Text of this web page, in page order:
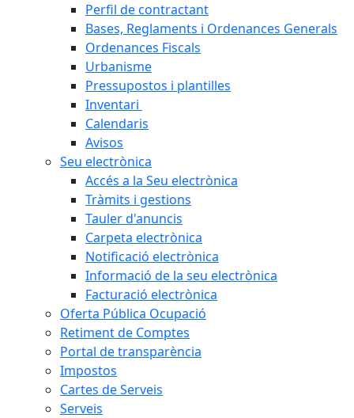
Perfil de contractant
Bases, Reglaments i Ordenances Generals
Ordenances Fiscals
Urbanisme
Pressupostos i plantilles
Inventari
Calendaris
Avisos
Seu electrònica
Accés a la Seu electrònica
Tràmits i gestions
Tauler d'anuncis
Carpeta electrònica
Notificació electrònica
Informació de la seu electrònica
Facturació electrònica
Oferta Pública Ocupació
Retiment de Comptes
Portal de transparència
Impostos
Cartes de Serveis
Serveis